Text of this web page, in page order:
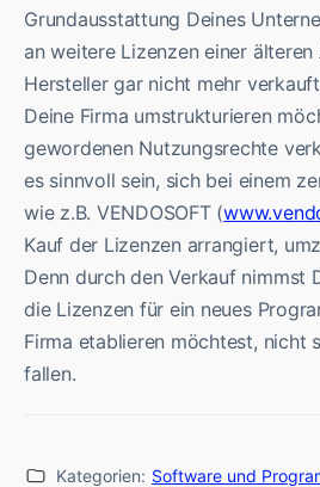
Grundausstattung Deines
an weitere Lizenzen einer
Hersteller gar nicht mehr
Deine Firma umstrukturieren
gewordenen Nutzungsrechte
es sinnvoll sein, sich bei einem
wie z.B. VENDOSOFT (
Kauf der Lizenzen arrangiert,
Denn durch den Verkauf nimmst
die Lizenzen für ein neues
Firma etablieren möchtest, nicht
fallen.
Kategorien: Software und